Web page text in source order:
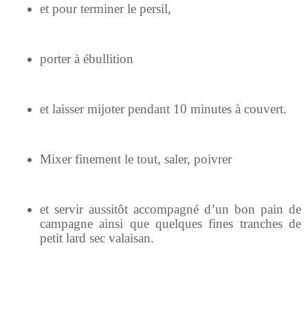
et pour terminer le persil,
porter à ébullition
et laisser mijoter pendant 10 minutes à couvert.
Mixer finement le tout, saler, poivrer
et servir aussitôt accompagné d’un bon pain de
campagne ainsi que quelques fines tranches de
petit lard sec valaisan.